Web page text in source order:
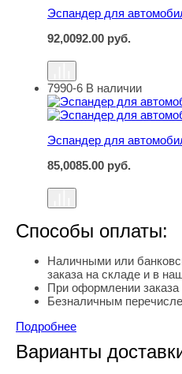
Эспандер для
92,0092.00 руб.
Эспандер для
7990-6 В наличии
Эспандер для
85,0085.00 руб.
Способы оплаты:
Наличными или
заказа на складе и в
При оформлении заказа
Безналичным
Подробнее
Варианты